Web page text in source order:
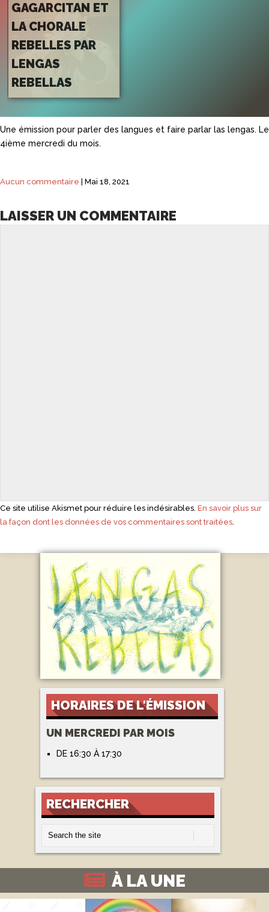
GAGARCITAN ET
LA CHORALE
REBELLES PAR
LENGAS
REBELLAS
Une émission pour parler des langues et faire parlar las lengas. Le
4ième mercredi du mois.
Aucun commentaire Mai 18, 2021
LAISSER UN COMMENTAIRE
Ce site utilise Akismet pour réduire les indésirables. En savoir plus sur
la façon dont les données de vos commentaires sont traitées.
HORAIRES DE L'ÉMISSION
UN MERCREDI PAR MOIS
DE 16:30 À 17:30
RECHERCHER
À LA UNE